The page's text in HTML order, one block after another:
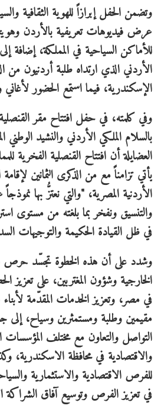
وتضمن الحفل إبرازاً للهوية الثقافية
عرض فيديوهات تعريفية بالأردن
للأماكن السياحية في المملكة، إضافة
الأردني الذي ارتداه طلبة أردنيون من
الإسكندرية، فيما استمع الحضور لأغاني
وفي كلمته، في حفل افتتاح مقر
بالسلام الملكي الأردني والنشيد
العضايلة أن افتتاح القنصلية الفخرية
يأتي تزامناً مع من الذكرى الثمانين
الأردنية المصرية، "والتي نعتزُّ بها نموذجاً
والتنسيق ونفخر بما بلغته من مستوى
في ظل القيادة الحكيمة والتوجيهات
وشدد على أن هذه الخطوة تجسّد حرص
الخارجية وشؤون المغتربين، على تعزيز
في مصر، وتعزيز الخدمات المقدّمة لأبناء
مقيمين وطلبة ومستمثرين وسياح، إلى
التواصل والتعاون مع مختلف المؤسسات
والاقتصادية في محافظة الاسكندرية،
للفرص الاقتصادية والاستثمارية
في تعزيز الفرص وتوسيع آفاق الشراكة